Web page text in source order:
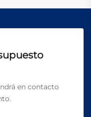
en contacto